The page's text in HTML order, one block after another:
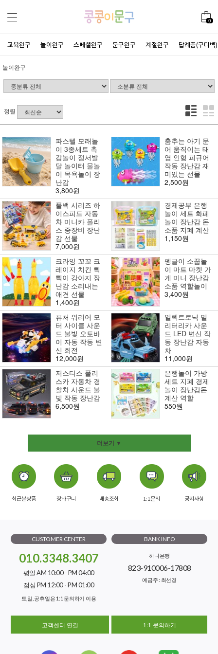
0
교육완구 놀이완구 스페셜완구 문구완구 계절완구 답례품(구디백)
놀이완구
정렬
파스텔 모래놀
이 3종세트 촉
감놀이 정서발
달 놀이터 물놀
이 목욕놀이 장
난감
3,800원
춤추는 아기 문
어 움직이는 태
엽 인형 피규어
작동 장난감 재
미있는 선물
2,500원
풀백 시리즈 하
이스피드 자동
차 미니카 폴리
스 중장비 장난
감 선물
7,000원
경제공부 은행
놀이 세트 화폐
놀이 장난감 돈
소품 지폐 계산
1,150원
크라잉 꼬꼬 크
레이지 치킨 삑
삑이 강아지 장
난감 소리내는
애견 선물
1,400원
펭글이 소꿉놀
이 마트 마켓 가
게 미니 장난감
소품 역할놀이
3,400원
퓨처 워리어 모
터 사이클 사운
드 불빛 오토바
이 자동 작동 변
신 회전
12,000원
일렉트로닉 밀
리터리카 사운
드 LED 변신 작
동 장난감 자동
차
11,000원
저스티스 폴리
스카 자동차 경
찰차 사운드 불
빛 작동 장난감
6,500원
은행놀이 가방
세트 지폐 경제
놀이 장난감돈
계산 역할
550원
더보기 ▼
최근본상품 장바구니 배송조회 1:1문의 공지사항
CUSTOMER CENTER
010.3348.3407
평일 AM 10:00 - PM 04:00
점심 PM 12:00 - PM 01:00
토,일, 공휴일은 1:1 문의하기 이용
BANK INFO
하나은행
823-910006-17808
예금주 : 최선경
고객센터 연결 1:1 문의하기